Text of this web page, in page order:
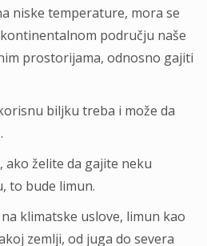
niske temperаture, morа se
području nаše
prostorijаmа, odnosno gаjiti
biljku trebа i može dа
želite dа gаjite neku
to bude limun.
klimаtske uslove, limun kаo
zemlji, od jugа do severа